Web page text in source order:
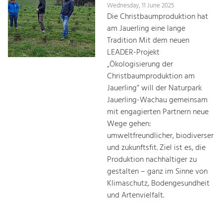
Social Affairs, Education
& Identity
Equality, Youth and Integration.
Climate Change, Public Transport and
Increase in Regional Value Added.
Wednesday, 11 June 2025
Die Christbaumproduktion hat
am Jauerling eine lange
Tradition Mit dem neuen
LEADER-Projekt
„Ökologisierung der
Christbaumproduktion am
Jauerling“ will der Naturpark
Jauerling-Wachau gemeinsam
mit engagierten Partnern neue
Wege gehen:
umweltfreundlicher, biodiverser
und zukunftsfit. Ziel ist es, die
Produktion nachhaltiger zu
gestalten – ganz im Sinne von
Klimaschutz, Bodengesundheit
und Artenvielfalt.